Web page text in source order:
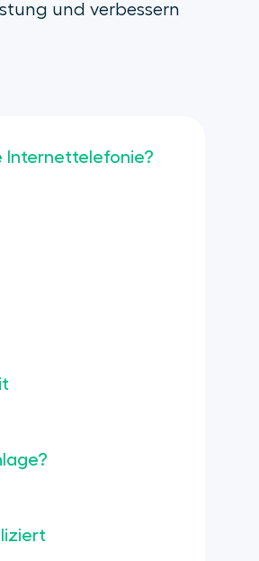
und verbessern
Internettelefonie?